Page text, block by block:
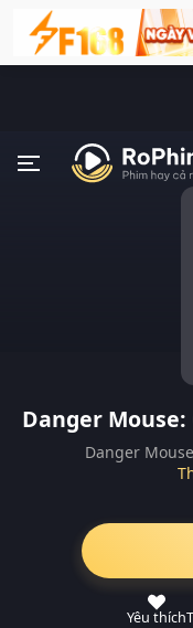
Danger Mouse:
Danger
Yêu thích